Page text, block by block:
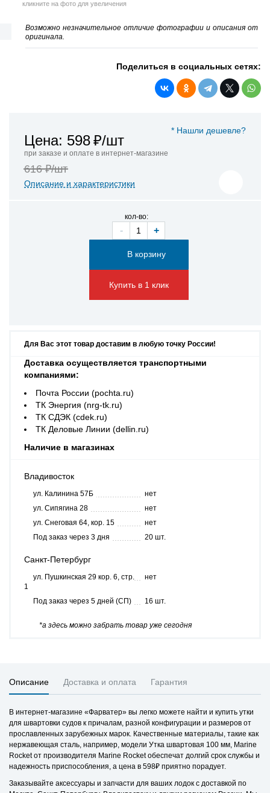
кликните на фото для увеличения
Возможно незначительное отличие фотографии и описания от
оригинала.
Поделиться в социальных сетях:
* Нашли дешевле?
Цена: 598₽/шт
при заказе и оплате в интернет-магазине
616 ₽/шт
Описание и характеристики
кол-во:
- +
Купить в 1 клик
Для Вас этот товар доставим в любую точку России!
Доставка осуществляется транспортными
компаниями:
Почта России (pochta.ru)
ТК Энергия (nrg-tk.ru)
ТК СДЭК (cdek.ru)
ТК Деловые Линии (dellin.ru)
Наличие в магазинах
Владивосток
ул. Калинина 57Б
нет
ул. Сипягина 28
нет
ул. Снеговая 64, кор. 15
нет
Под заказ через 3 дня
20 шт.
Санкт-Петербург
ул. Пушкинская 29 кор. 6, стр.
1
нет
Под заказ через 5 дней (СП) 16 шт.
*а здесь можно забрать товар уже сегодня
Описание Доставка и оплата Гарантия
В интернет-магазине «Фарватер» вы легко можете найти и купить утки
для швартовки судов к причалам, разной конфигурации и размеров от
прославленных зарубежных марок. Качественные материалы, такие как
нержавеющая сталь, например, модели Утка швартовая 100 мм, Marine
Rocket от производителя Marine Rocket обеспечат долгий срок службы и
надежность приспособления, а цена в 598₽ приятно порадует.
Заказывайте аксессуары и запчасти для ваших лодок с доставкой по